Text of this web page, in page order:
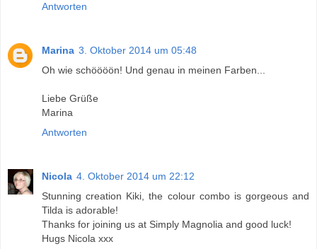
Antworten
Marina 3. Oktober 2014 um 05:48
Oh wie schöööön! Und genau in meinen Farben...
Liebe Grüße
Marina
Antworten
Nicola 4. Oktober 2014 um 22:12
Stunning creation Kiki, the colour combo is gorgeous and
Tilda is adorable!
Thanks for joining us at Simply Magnolia and good luck!
Hugs Nicola xxx